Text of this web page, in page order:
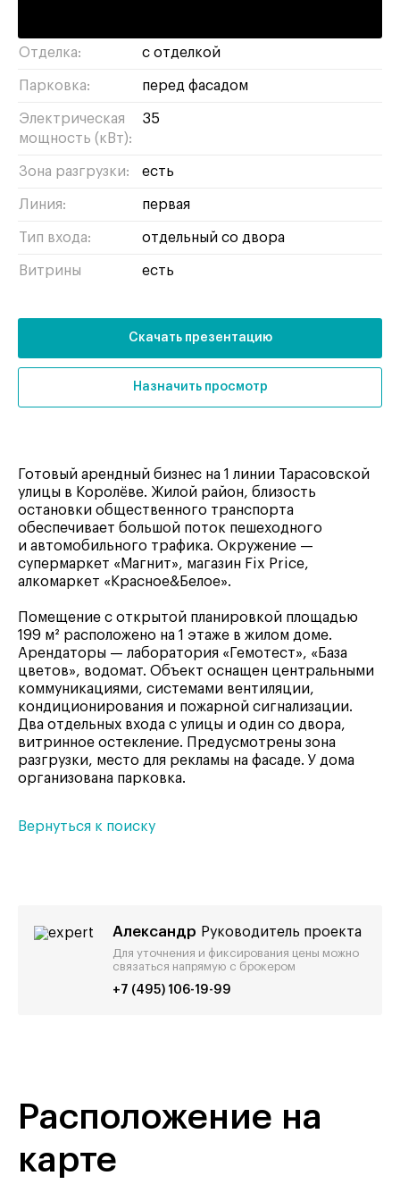
Отделка: с отделкой
Парковка: перед фасадом
Электрическая
мощность (кВт):
35
Зона разгрузки: есть
Линия: первая
Тип входа: отдельный со двора
Витрины есть
Скачать презентацию
Назначить просмотр
Готовый арендный бизнес на 1 линии Тарасовской
улицы в Королёве. Жилой район, близость
остановки общественного транспорта
обеспечивает большой поток пешеходного
и автомобильного трафика. Окружение —
супермаркет «Магнит», магазин Fix Price,
алкомаркет «Красное&Белое».
Помещение с открытой планировкой площадью
199 м² расположено на 1 этаже в жилом доме.
Арендаторы — лаборатория «Гемотест», «База
цветов», водомат. Объект оснащен центральными
коммуникациями, системами вентиляции,
кондиционирования и пожарной сигнализации.
Два отдельных входа с улицы и один со двора,
витринное остекление. Предусмотрены зона
разгрузки, место для рекламы на фасаде. У дома
организована парковка.
Вернуться к поиску
Александр Руководитель проекта
Для уточнения и фиксирования цены можно
связаться напрямую с брокером
+7 (495) 106-19-99
Расположение на
карте